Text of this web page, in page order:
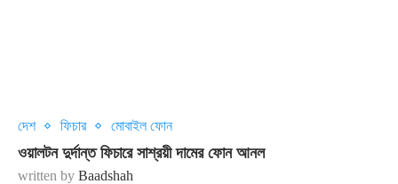
দেশ ফিচার মোবাইল ফোন
ওয়ালটন দুর্দান্ত ফিচারে সাশ্রয়ী দামের ফোন আনল
written by Baadshah